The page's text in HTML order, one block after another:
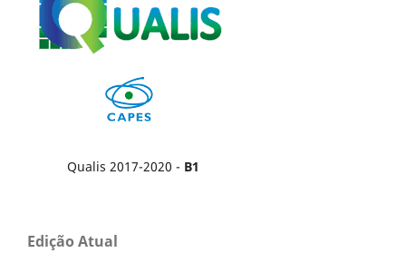
Qualis 2017-2020 - B1
Edição Atual